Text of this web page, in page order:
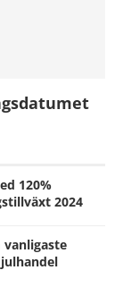
120%
2024
vanligaste